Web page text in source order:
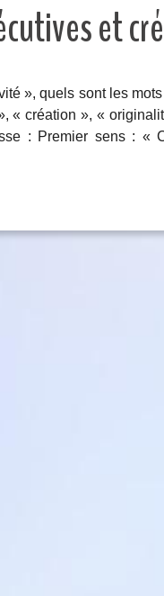
et
», quels sont les
« création », «
: Premier sens : «